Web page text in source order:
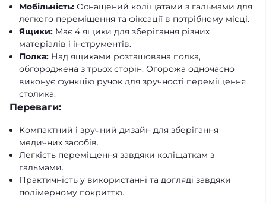
Мобільність: Оснащений коліщатами з гальмами для
легкого переміщення та фіксації в потрібному місці.
Ящики: Має 4 ящики для зберігання різних
матеріалів і інструментів.
Полка: Над ящиками розташована полка,
обгороджена з трьох сторін. Огорожа одночасно
виконує функцію ручок для зручності переміщення
столика.
Переваги:
Компактний і зручний дизайн для зберігання
медичних засобів.
Легкість переміщення завдяки коліщаткам з
гальмами.
Практичність у використанні та догляді завдяки
полімерному покриттю.